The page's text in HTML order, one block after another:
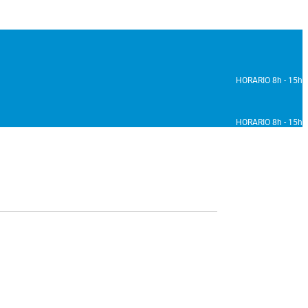
HORARIO 8h - 15h
HORARIO 8h - 15h